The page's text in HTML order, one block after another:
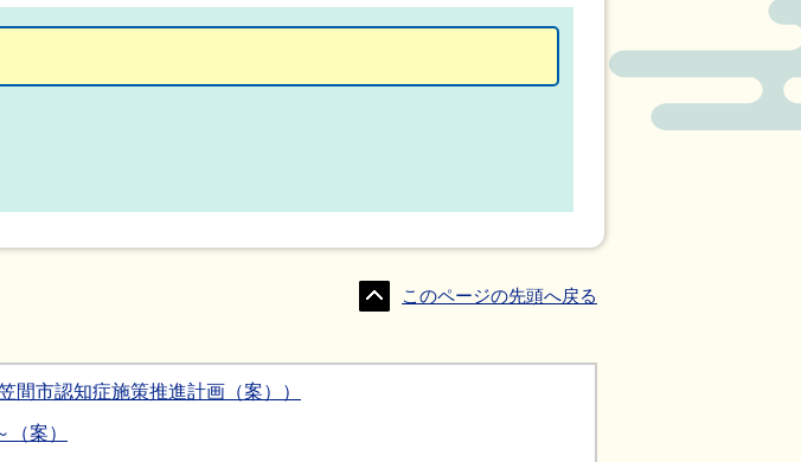
このページの先頭へ戻る
間市認知症施策推進計画（案））
案）